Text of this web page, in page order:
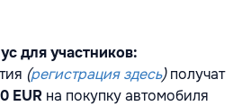
для участников:
(регистрация здесь)получат
EUR на покупку автомобиля